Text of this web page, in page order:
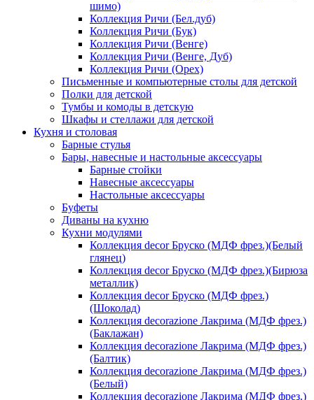
шимо)
Коллекция Ричи (Бел.дуб)
Коллекция Ричи (Бук)
Коллекция Ричи (Венге)
Коллекция Ричи (Венге, Дуб)
Коллекция Ричи (Орех)
Письменные и компьютерные столы для детской
Полки для детской
Тумбы и комоды в детскую
Шкафы и стеллажи для детской
Кухня и столовая
Барные стулья
Бары, навесные и настольные аксессуары
Барные стойки
Навесные аксессуары
Настольные аксессуары
Буфеты
Диваны на кухню
Кухни модулями
Коллекция decor Бруско (МДФ фрез.)(Белый
глянец)
Коллекция decor Бруско (МДФ фрез.)(Бирюза
металлик)
Коллекция decor Бруско (МДФ фрез.)
(Шоколад)
Коллекция decorazione Лакрима (МДФ фрез.)
(Баклажан)
Коллекция decorazione Лакрима (МДФ фрез.)
(Балтик)
Коллекция decorazione Лакрима (МДФ фрез.)
(Белый)
Коллекция decorazione Лакрима (МДФ фрез.)